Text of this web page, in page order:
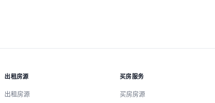
出租房源
出租房源
买房服务
买房房源